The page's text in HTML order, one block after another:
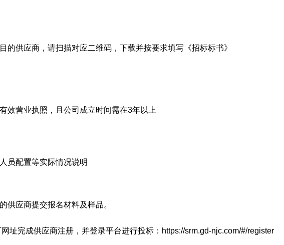
供应商，请扫描对应二维码，下载并按要求填写《招标标书》
效营业执照，且公司成立时间需在3年以上
员配置等实际情况说明
供应商提交报名材料及样品。
址完成供应商注册，并登录平台进行投标：https://srm.gd-njc.com/#/register